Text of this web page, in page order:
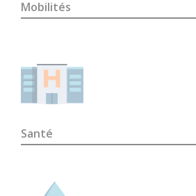
Mobilités
Santé